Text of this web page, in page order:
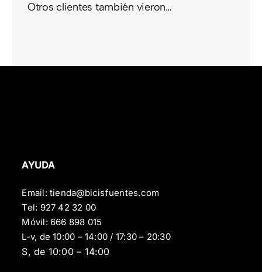
Otros clientes también vieron…
AYUDA
Email:tienda@bicisfuentes.com
Tel: 927 42 32 00
Móvil: 666 898 015
L-v, de 10:00 – 14:00 / 17:30 – 20:30
S, de 10:00 – 14:00